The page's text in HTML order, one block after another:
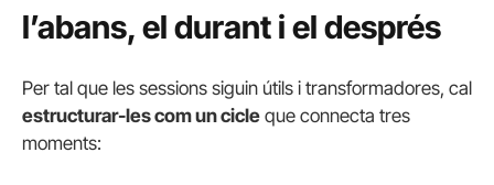
l’abans, el durant i el després
Per tal que les sessions siguin útils i transformadores, cal
estructurar-les com un cicle que connecta tres
moments: